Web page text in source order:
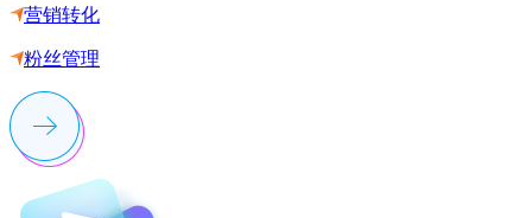
营销转化
粉丝管理